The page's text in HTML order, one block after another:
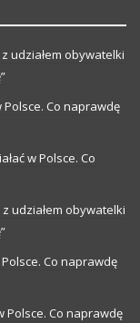
udziałem obywatelki
Polsce. Co naprawdę
w Polsce. Co
udziałem obywatelki
Polsce. Co naprawdę
Polsce. Co naprawdę